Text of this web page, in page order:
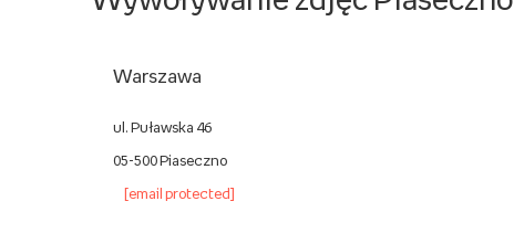
Warszawa
ul. Puławska 46
05-500 Piaseczno
[email protected]